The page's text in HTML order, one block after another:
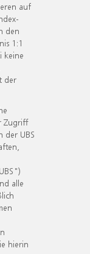
auf
den
1:1
keine
der
Zugriff
der UBS
alle
hierin